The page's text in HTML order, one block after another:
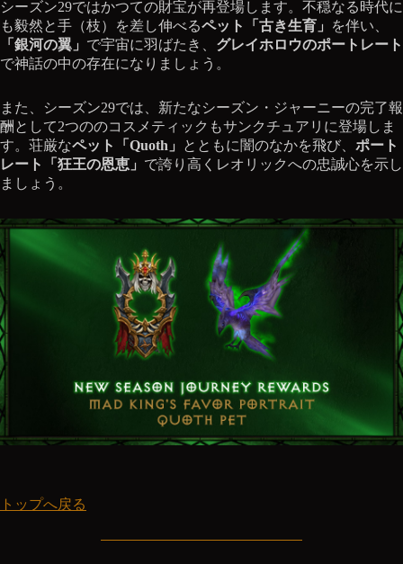
シーズン29ではかつての財宝が再登場します。不穏なる時代に
も毅然と手（枝）を差し伸べるペット「古き生育」
を伴い、
「銀河の翼」 で宇宙に羽ばたき、 グレイホロウのポートレート
で神話の中の存在になりましょう。
また、シーズン29では、新たなシーズン・ジャーニーの完了報
酬として2つののコスメティックもサンクチュアリに登場しま
す。荘厳なペット「Quoth」 とともに闇のなかを飛び、 ポート
レート「狂王の恩恵」 で誇り高くレオリックへの忠誠心を示し
ましょう。
トップへ戻る